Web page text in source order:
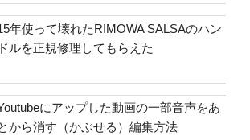
年使って壊れたRIMOWA SALSAのハン
ドルを正規修理してもらえた
にアップした動画の一部音声をあ
から消す（かぶせる）編集方法